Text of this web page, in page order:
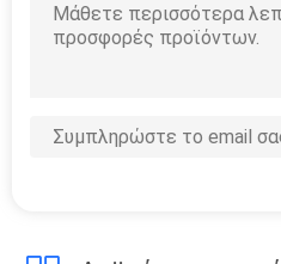
δικτύων